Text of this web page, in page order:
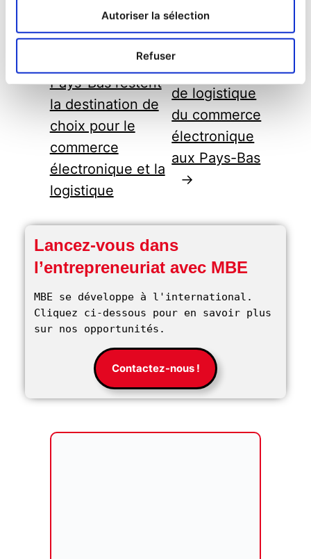
Autoriser la sélection
Refuser
← Previous:
Pays-Bas restent
la destination de
choix pour le
commerce
électronique et la
logistique
Next:
des centres
de logistique
du commerce
électronique
aux Pays-Bas
→
Lancez-vous dans
l’entrepreneuriat avec MBE
MBE se développe à l'international.
Cliquez ci-dessous pour en savoir plus
sur nos opportunités.
Contactez-nous !